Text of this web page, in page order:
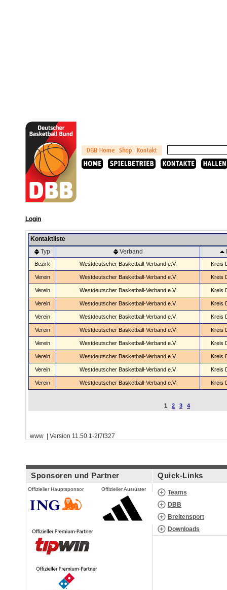
Login
Kontaktliste
Typ
Verband
Bezirk Westdeutscher Basketball-Verband e.V. Kreis
Verein Westdeutscher Basketball-Verband e.V. Kreis
Verein Westdeutscher Basketball-Verband e.V. Kreis
Verein Westdeutscher Basketball-Verband e.V. Kreis
Verein Westdeutscher Basketball-Verband e.V. Kreis
Verein Westdeutscher Basketball-Verband e.V. Kreis
Verein Westdeutscher Basketball-Verband e.V. Kreis
Verein Westdeutscher Basketball-Verband e.V. Kreis
Verein Westdeutscher Basketball-Verband e.V. Kreis
Verein Westdeutscher Basketball-Verband e.V. Kreis
1 2 3 4
www | Version 11.50.1-2f7f327
Sponsoren und Partner
Offizieller Hauptsponsor Offizieller Ausrüster
Quick-Links
Teams
DBB
Breitensport
Downloads